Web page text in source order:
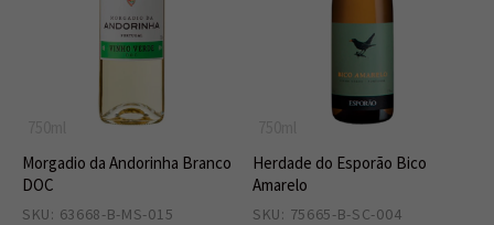
Morgadio da Andorinha Branco
DOC
SKU: 63668-B-MS-015
Herdade do Esporão Bico
Amarelo
SKU: 75665-B-SC-004